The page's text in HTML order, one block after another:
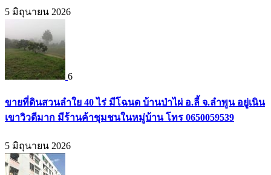
5 มิถุนายน 2026
6
ขายที่ดินสวนลำใย 40 ไร่ มีโฉนด บ้านป่าไผ่ อ.ลี้ จ.ลำพูน อยู่เนิน
เขาวิวดีมาก มีร้านค้าชุมชนในหมู่บ้าน โทร 0650059539
5 มิถุนายน 2026